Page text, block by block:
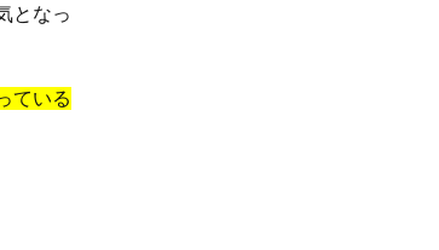
となっ
ている